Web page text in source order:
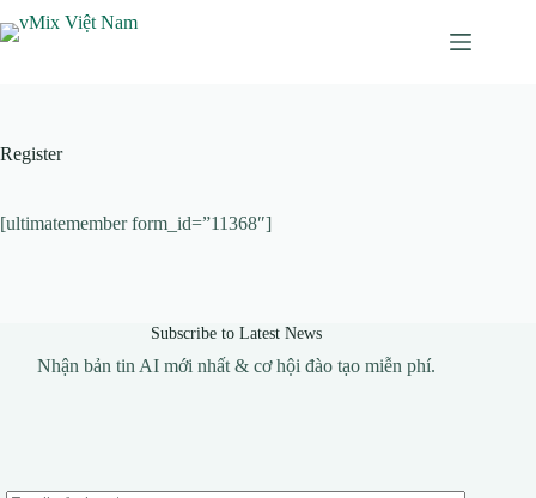
đến
Register
[ultimatemember form_id=”11368″]
Subscribe to Latest News
Nhận bản tin AI mới nhất & cơ hội đào tạo miễn phí.